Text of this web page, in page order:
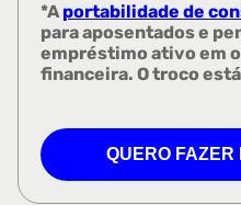
*Aportabilidade de
para aposentados e
empréstimo ativo em
financeira. O troco
QUERO